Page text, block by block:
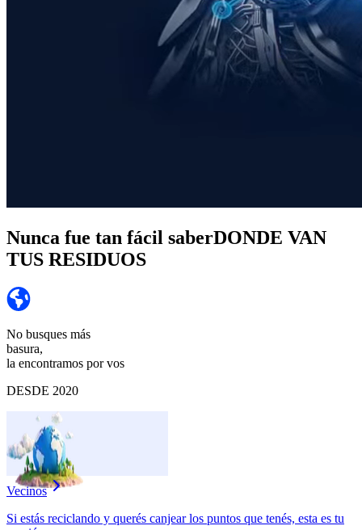
Nunca fue tan fácil saberDONDE VAN
TUS RESIDUOS
No busques más
basura,
la encontramos por vos
DESDE 2020
Vecinos
Si estás reciclando y querés canjear los puntos que tenés, esta es tu